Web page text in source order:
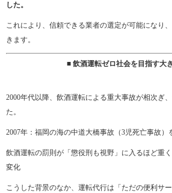
した。
これにより、信頼できる業者の選定が可能になり
きます。
■ 飲酒運転ゼロ社会を目指す大
2000年代以降、飲酒運転による重大事故が相次ぎ
た。
2007年：福岡の海の中道大橋事故（3児死亡事故
飲酒運転の罰則が「懲役刑も視野」に入るほど重
変化
こうした背景のなか、運転代行は「ただの便利サ